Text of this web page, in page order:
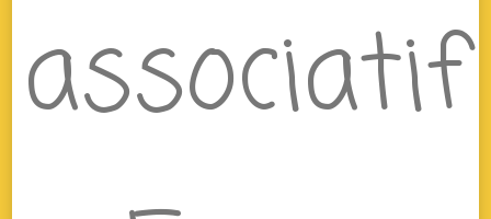
associatif